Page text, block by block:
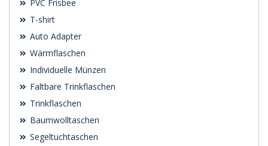
PVC Frisbee
T-shirt
Auto Adapter
Wärmflaschen
Individuelle Münzen
Faltbare Trinkflaschen
Trinkflaschen
Baumwolltaschen
Segeltuchtaschen